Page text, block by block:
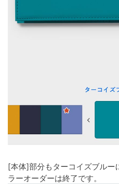
[本体]部分もターコイズブルー
ラーオーダーは終了です。